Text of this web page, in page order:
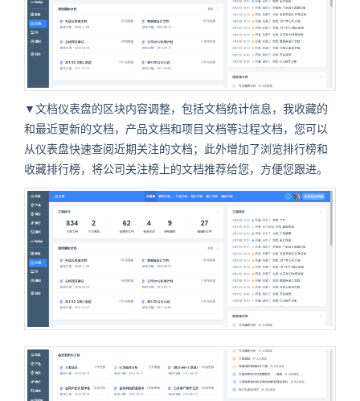
▼文档仪表盘的区块内容调整，包括文档统计信息，我收藏的
和最近更新的文档，产品文档和项目文档等过程文档，您可以
从仪表盘快速查阅近期关注的文档；此外增加了浏览排行榜和
收藏排行榜，将公司关注榜上的文档推荐给您，方便您跟进。